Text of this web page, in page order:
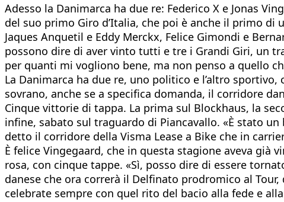
Adesso la Danimarca ha due re: Federico X e Jonas
del suo primo Giro d’Italia, che poi è anche il primo
Jaques Anquetil e Eddy Merckx, Felice Gimondi e
possono dire di aver vinto tutti e tre i Grandi Giri, un
per quanti mi vogliono bene, ma non penso a quello
La Danimarca ha due re, uno politico e l’altro
sovrano, anche se a specifica domanda, il corridore
Cinque vittorie di tappa. La prima sul Blockhaus, la
infine, sabato sul traguardo di Piancavallo. «È stato
detto il corridore della Visma Lease a Bike che in
È felice Vingegaard, che in questa stagione aveva già
rosa, con cinque tappe. «Sì, posso dire di essere
danese che ora correrà il Delfinato prodromico al
celebrate sempre con quel rito del bacio alla fede e